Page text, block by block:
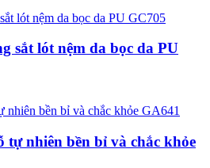
sắt lót nệm da bọc da PU
tự nhiên bền bỉ và chắc khỏe